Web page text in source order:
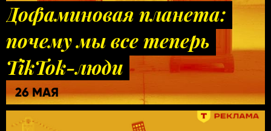
Дофаминовая планета:
почему мы все теперь
TikTok-люди
26 МАЯ